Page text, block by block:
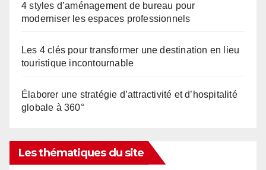
4 styles d’aménagement de bureau pour
moderniser les espaces professionnels
Les 4 clés pour transformer une destination en lieu
touristique incontournable
Élaborer une stratégie d’attractivité et d’hospitalité
globale à 360°
Les thématiques du site